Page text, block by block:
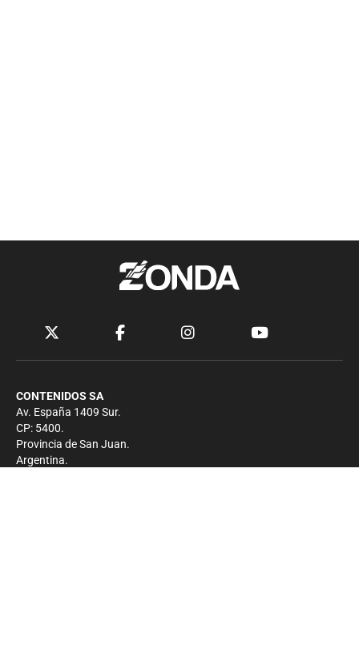
CONTENIDOS SA
Av. España 1409 Sur.
CP: 5400.
Provincia de San Juan.
Argentina.